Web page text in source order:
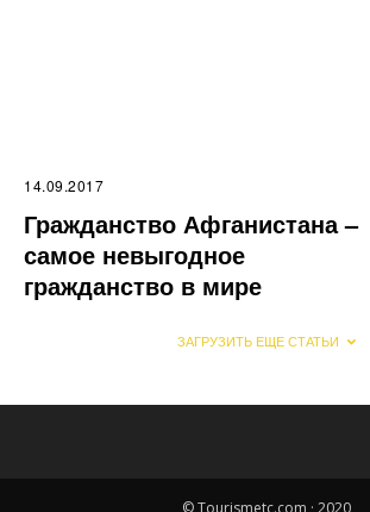
14.09.2017
Гражданство Афганистана –
самое невыгодное
гражданство в мире
ЗАГРУЗИТЬ ЕЩЕ СТАТЬИ
© Tourismetc.com · 2020